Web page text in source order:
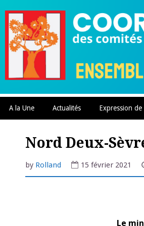
content
A la Une Actualités Expression
Nord Deux-
by Rolland 15 février 2021
Le